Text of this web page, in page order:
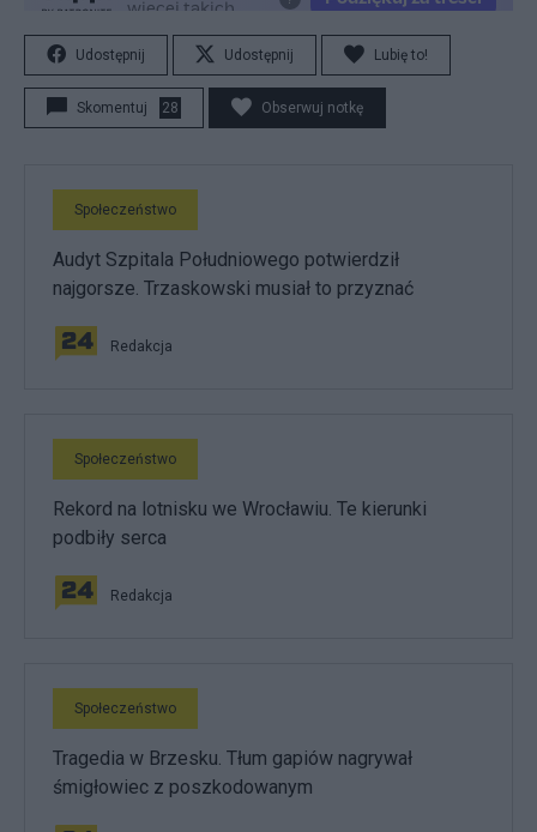
Udostępnij Udostępnij Lubię to!
Skomentuj 28 Obserwuj notkę
Społeczeństwo
Audyt Szpitala Południowego potwierdził
najgorsze. Trzaskowski musiał to przyznać
Redakcja
Społeczeństwo
Rekord na lotnisku we Wrocławiu. Te kierunki
podbiły serca
Redakcja
Społeczeństwo
Tragedia w Brzesku. Tłum gapiów nagrywał
śmigłowiec z poszkodowanym